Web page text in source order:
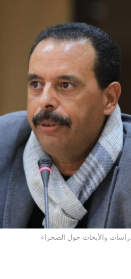
والأبحاث حول الصحراء